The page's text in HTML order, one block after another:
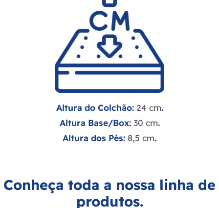
Altura do Colchão: 24 cm.
Altura Base/Box: 30 cm.
Altura dos Pés: 8,5 cm.
Conheça toda a nossa linha de
produtos.